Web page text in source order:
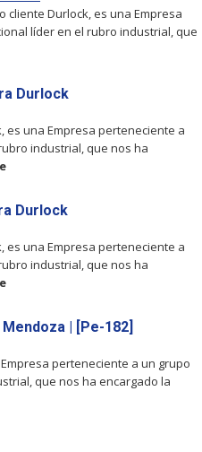
cliente Durlock, es una Empresa
líder en el rubro industrial, que
Durlock
es una Empresa perteneciente a
industrial, que nos ha
Durlock
es una Empresa perteneciente a
industrial, que nos ha
| [Pe-182]
perteneciente a un grupo
que nos ha encargado la